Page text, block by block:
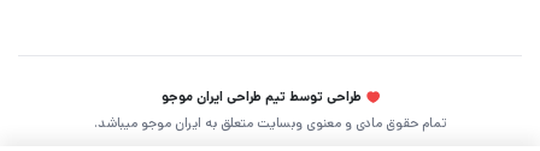
طراحی توسط تیم طراحی ایران موجو
تمام حقوق مادی و معنوی وبسایت متعلق به ایران موجو میباشد.